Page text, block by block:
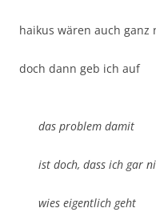
haikus wären auch ganz
doch dann geb ich auf
das problem damit
ist doch, dass ich gar
wies eigentlich geht